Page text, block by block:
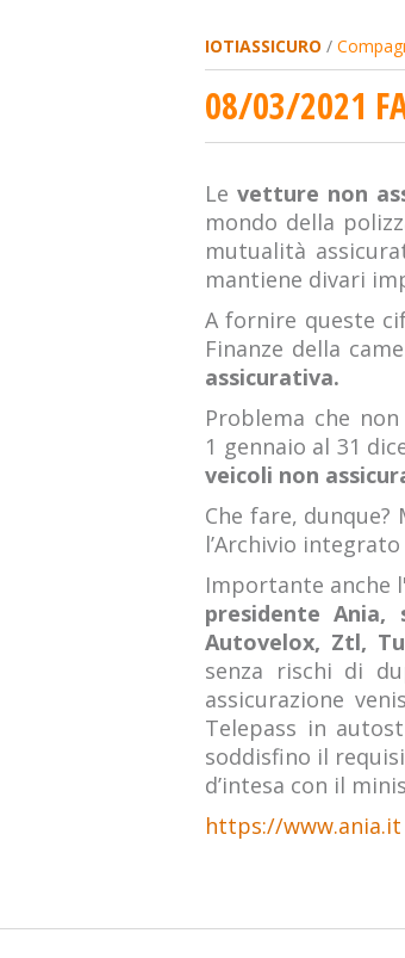
IOTIASSICURO /
08/03/2021
Le vetture non
mondo della
mutualità
mantiene divari
A fornire queste
Finanze della
assicurativa.
Problema che
1 gennaio al 31
veicoli non
Che fare,
l’Archivio
Importante anche
presidente
Autovelox, Ztl,
senza rischi di
assicurazione
Telepass in
soddisfino il
d’intesa con il
https://www.ania.it